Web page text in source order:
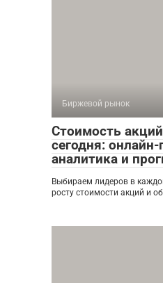
Биржевой рынок
Стоимость
сегодня:
аналитика и
Выбираем лидеров в
росту стоимости акций и